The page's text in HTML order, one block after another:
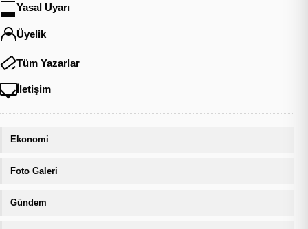
Yasal Uyarı
Üyelik
Tüm Yazarlar
İletişim
Ekonomi
Foto Galeri
Gündem